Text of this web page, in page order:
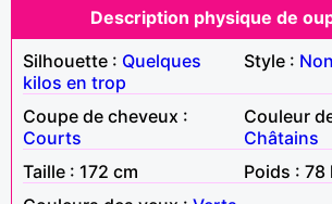
Description physique de
Silhouette : Quelques
kilos en trop
Style :
Coupe de cheveux :
Courts
Couleur
Châtains
Taille : 172 cm
Poids : 78